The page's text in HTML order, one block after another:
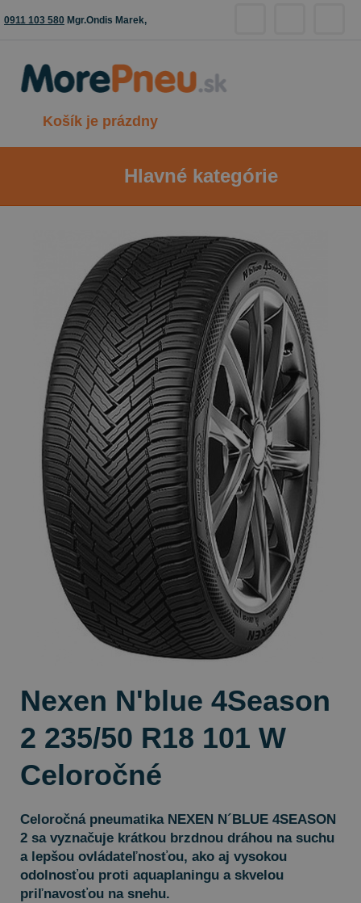
0911 103 580 Mgr.Ondis Marek,
Košík je prázdny
Hlavné kategórie
Nexen N'blue 4Season
2 235/50 R18 101 W
Celoročné
Celoročná pneumatika NEXEN N´BLUE 4SEASON
2 sa vyznačuje krátkou brzdnou dráhou na suchu
a lepšou ovládateľnosťou, ako aj vysokou
odolnosťou proti aquaplaningu a skvelou
priľnavosťou na snehu.